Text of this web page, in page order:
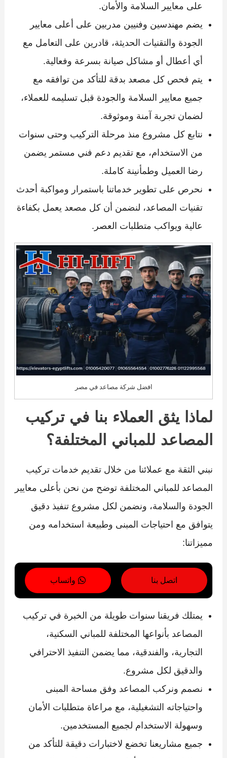
على معايير السلامة والأمان.
يضم مهندسين وفنيين مدربين على أعلى معايير
الجودة والتقنيات الحديثة، قادرين على التعامل مع
أي أعطال أو مشاكل صيانة بسرعة وفعالية.
يتم فحص كل مصعد بدقة للتأكد من توافقه مع
جميع معايير السلامة والجودة قبل تسليمه للعملاء،
لضمان تجربة آمنة وموثوقة.
نتابع كل مشروع منذ مرحلة التركيب وحتى سنوات
من الاستخدام، مع تقديم دعم فني مستمر يضمن
رضا العميل وطمأنينة كاملة.
نحرص على تطوير خدماتنا باستمرار ومواكبة أحدث
تقنيات المصاعد، لنضمن أن كل مصعد يعمل بكفاءة
عالية ويواكب متطلبات العصر.
افضل شركة مصاعد في مصر
لماذا يثق العملاء بنا في تركيب
المصاعد للمباني المختلفة؟
نبني الثقة مع عملائنا من خلال تقديم خدمات تركيب
المصاعد للمباني المختلفة توضح من نحن بأعلى معايير
الجودة والسلامة، ونضمن لكل مشروع تنفيذ دقيق
يتوافق مع احتياجات المبنى وطبيعة استخدامه ومن
مميزاتنا:
اتصل بنا واتساب
يمتلك فريقنا سنوات طويلة من الخبرة في تركيب
المصاعد بأنواعها المختلفة للمباني السكنية،
التجارية، والفندقية، مما يضمن التنفيذ الاحترافي
والدقيق لكل مشروع.
نصمم ونركب المصاعد وفق مساحة المبنى
واحتياجاته التشغيلية، مع مراعاة متطلبات الأمان
وسهولة الاستخدام لجميع المستخدمين.
جميع مشاريعنا تخضع لاختبارات دقيقة للتأكد من